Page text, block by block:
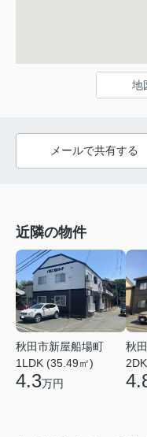
地
メールで共有する
近隣の物件
秋田市新屋船場町
1LDK (35.49㎡)
4.3万円
秋